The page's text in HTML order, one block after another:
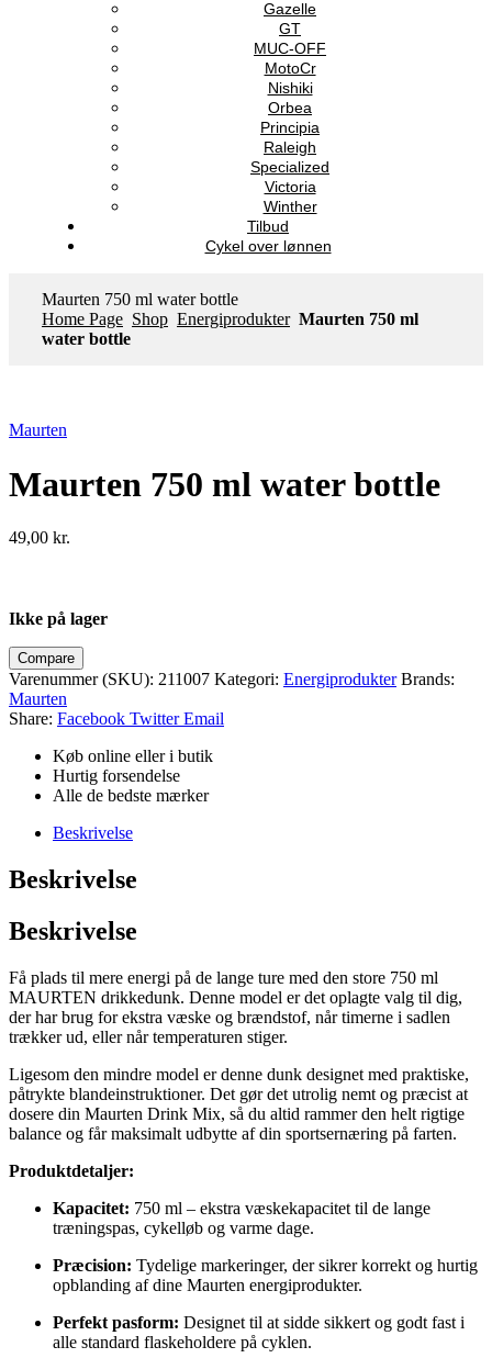
Gazelle
GT
MUC-OFF
MotoCr
Nishiki
Orbea
Principia
Raleigh
Specialized
Victoria
Winther
Tilbud
Cykel over lønnen
Maurten 750 ml water bottle
Home Page Shop Energiprodukter Maurten 750 ml
water bottle
Maurten
Maurten 750 ml water bottle
49,00 kr.
Ikke på lager
Compare
Varenummer (SKU): 211007 Kategori: Energiprodukter Brands:
Maurten
Share: Facebook Twitter Email
Køb online eller i butik
Hurtig forsendelse
Alle de bedste mærker
Beskrivelse
Beskrivelse
Beskrivelse
Få plads til mere energi på de lange ture med den store 750 ml
MAURTEN drikkedunk. Denne model er det oplagte valg til dig,
der har brug for ekstra væske og brændstof, når timerne i sadlen
trækker ud, eller når temperaturen stiger.
Ligesom den mindre model er denne dunk designet med praktiske,
påtrykte blandeinstruktioner. Det gør det utrolig nemt og præcist at
dosere din Maurten Drink Mix, så du altid rammer den helt rigtige
balance og får maksimalt udbytte af din sportsernæring på farten.
Produktdetaljer:
Kapacitet: 750 ml – ekstra væskekapacitet til de lange
træningspas, cykelløb og varme dage.
Præcision: Tydelige markeringer, der sikrer korrekt og hurtig
opblanding af dine Maurten energiprodukter.
Perfekt pasform: Designet til at sidde sikkert og godt fast i
alle standard flaskeholdere på cyklen.